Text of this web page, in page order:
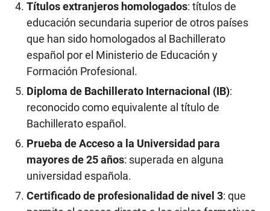
Títulos extranjeros homologados: títulos de
educación secundaria superior de otros países
que han sido homologados al Bachillerato
español por el Ministerio de Educación y
Formación Profesional.
Diploma de Bachillerato Internacional (IB):
reconocido como equivalente al título de
Bachillerato español.
Prueba de Acceso a la Universidad para
mayores de 25 años: superada en alguna
universidad española.
Certificado de profesionalidad de nivel 3: que